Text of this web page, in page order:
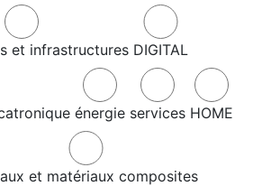
et infrastructures DIGITAL
énergie services HOME
et matériaux composites